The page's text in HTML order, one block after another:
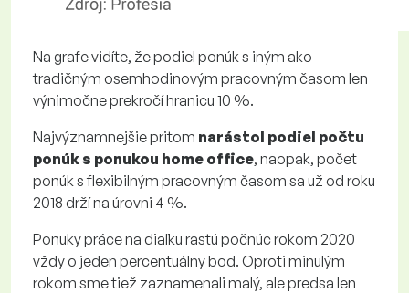
Na grafe vidíte, že podiel ponúk s iným ako
tradičným osemhodinovým pracovným časom len
výnimočne prekročí hranicu 10 %.
Najvýznamnejšie pritom narástol podiel počtu
ponúk s ponukou home office, naopak, počet
ponúk s flexibilným pracovným časom sa už od roku
2018 drží na úrovni 4 %.
Ponuky práce na diaľku rastú počnúc rokom 2020
vždy o jeden percentuálny bod. Oproti minulým
rokom sme tiež zaznamenali malý, ale predsa len